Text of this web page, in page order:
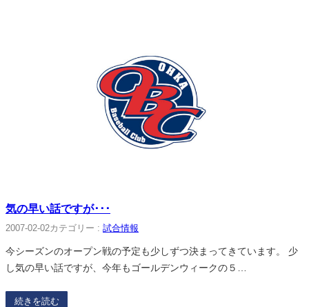
気の早い話ですが･･･
2007-02-02カテゴリー : 試合情報
今シーズンのオープン戦の予定も少しずつ決まってきています。 少
し気の早い話ですが、今年もゴールデンウィークの５…
続きを読む